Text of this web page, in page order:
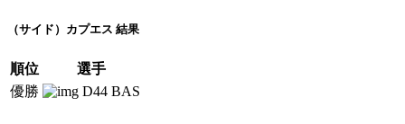
（サイド）カプエス 結果
順位
選手
優勝
D44 BAS